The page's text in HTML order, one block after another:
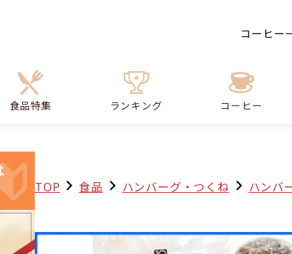
コーヒー
食品特集 ランキング コーヒー
TOP 食品 ハンバーグ・つくね ハンバ